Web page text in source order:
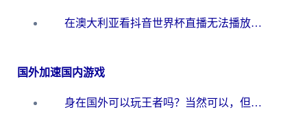
在澳大利亚看抖音世界杯直播无法播放？海外党体育观赛终极指南来了！
国外加速国内游戏
身在国外可以玩王者吗？当然可以，但你需要这份“加速”指南